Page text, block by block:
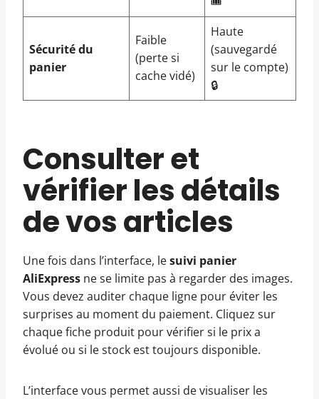
Sécurité du
panier
Faible
(perte si
cache vidé)
Haute
(sauvegardé
sur le compte)
🔒
Consulter et
vérifier les détails
de vos articles
Une fois dans l’interface, lesuivi panier
AliExpress ne se limite pas à regarder des images.
Vous devez auditer chaque ligne pour éviter les
surprises au moment du paiement. Cliquez sur
chaque fiche produit pour vérifier si le prix a
évolué ou si le stock est toujours disponible.
L’interface vous permet aussi de visualiser les